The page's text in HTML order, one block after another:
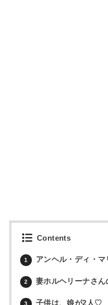
Contents
1 アンヘル・ディ・マ
2 妻ホルヘリーナさ
3 子供は、娘が2人♡